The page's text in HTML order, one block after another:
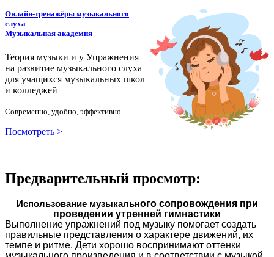
Онлайн-тренажёры музыкального
слуха
Музыкальная академия
Теория музыки и у Упражнения
на развитие музыкального слуха
для учащихся музыкальных школ
и колледжей
Современно, удобно, эффективно
Посмотреть >
Предварительный просмотр:
Использование музыкального сопровождения при
проведении утренней гимнастики
Выполнение упражнений под музыку помогает создать
правильные представления о характере движений, их
темпе и ритме. Дети хорошо воспринимают оттенки